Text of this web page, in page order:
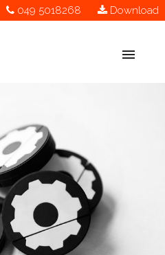
049 5018268 Download